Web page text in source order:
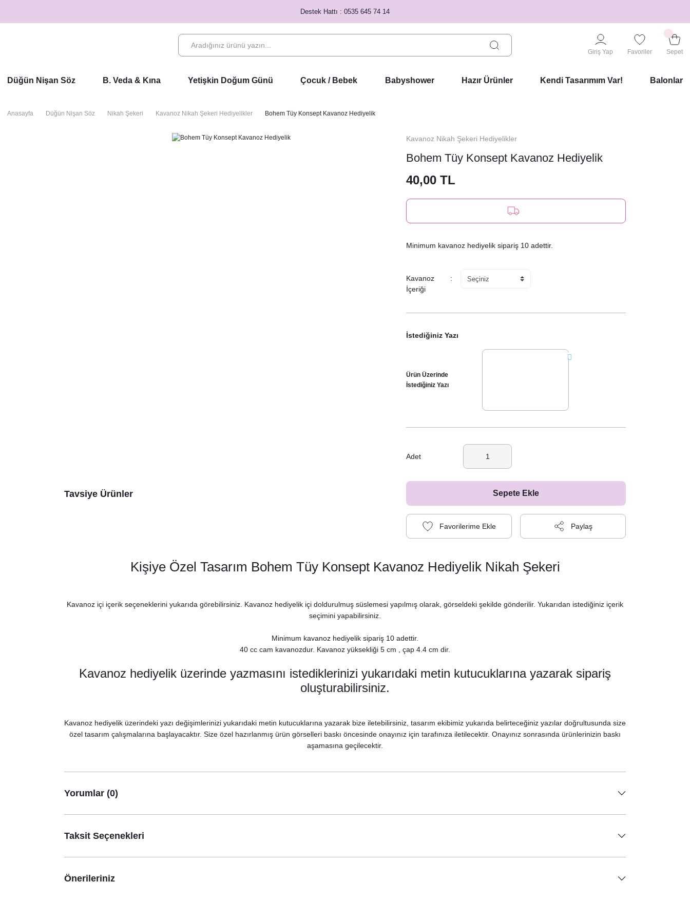
Destek Hattı : 0535 645 74 14
Giriş Yap Favoriler Sepet
Düğün Nişan Söz B. Veda & Kına Yetişkin Doğum Günü Çocuk / Bebek Babyshower Hazır Ürünler Kendi Tasarımım Var! Balonlar
Anasayfa Düğün Nişan Söz Nikah Şekeri Kavanoz Nikah Şekeri Hediyelikler Bohem Tüy Konsept Kavanoz Hediyelik
Tavsiye Ürünler
Kavanoz Nikah Şekeri Hediyelikler
Bohem Tüy Konsept Kavanoz Hediyelik
40,00 TL
Minimum kavanoz hediyelik sipariş 10 adettir.
Kavanoz
İçeriği
İstediğiniz Yazı
Ürün Üzerinde
İstediğiniz Yazı
Adet
Sepete Ekle
Paylaş
Kişiye Özel Tasarım Bohem Tüy Konsept Kavanoz Hediyelik Nikah Şekeri
Kavanoz içi içerik seçeneklerini yukarıda görebilirsiniz. Kavanoz hediyelik içi doldurulmuş süslemesi yapılmış olarak, görseldeki şekilde gönderilir. Yukarıdan istediğiniz içerik
seçimini yapabilirsiniz.
Minimum kavanoz hediyelik sipariş 10 adettir.
40 cc cam kavanozdur. Kavanoz yüksekliği 5 cm , çap 4.4 cm dir.
Kavanoz hediyelik üzerinde yazmasını istediklerinizi yukarıdaki metin kutucuklarına yazarak sipariş
oluşturabilirsiniz.
Kavanoz hediyelik üzerindeki yazı değişimlerinizi yukarıdaki metin kutucuklarına yazarak bize iletebilirsiniz, tasarım ekibimiz yukarıda belirteceğiniz yazılar doğrultusunda size
özel tasarım çalışmalarına başlayacaktır. Size özel hazırlanmış ürün görselleri baskı öncesinde onayınız için tarafınıza iletilecektir. Onayınız sonrasında ürünlerinizin baskı
aşamasına geçilecektir.
Yorumlar (0)
Taksit Seçenekleri
Önerileriniz